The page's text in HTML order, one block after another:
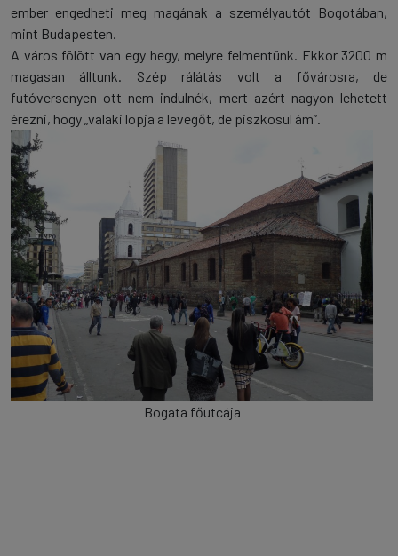
ember engedheti meg magának a személyautót Bogotában,
mint Budapesten.
A város fölött van egy hegy, melyre felmentünk. Ekkor 3200 m
magasan álltunk. Szép rálátás volt a fővárosra, de
futóversenyen ott nem indulnék, mert azért nagyon lehetett
érezni, hogy „valaki lopja a levegőt, de piszkosul ám”.
Bogata főutcája